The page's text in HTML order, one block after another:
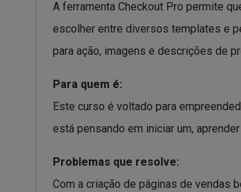
A ferramenta Checkout Pro permite
escolher entre diversos templates e
para ação, imagens e descrições de
Para quem é:
Este curso é voltado para
está pensando em iniciar um,
Problemas que resolve:
Com a criação de páginas de vendas